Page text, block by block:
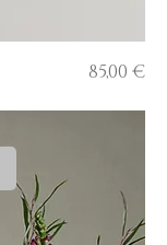
Prix
85,00 €